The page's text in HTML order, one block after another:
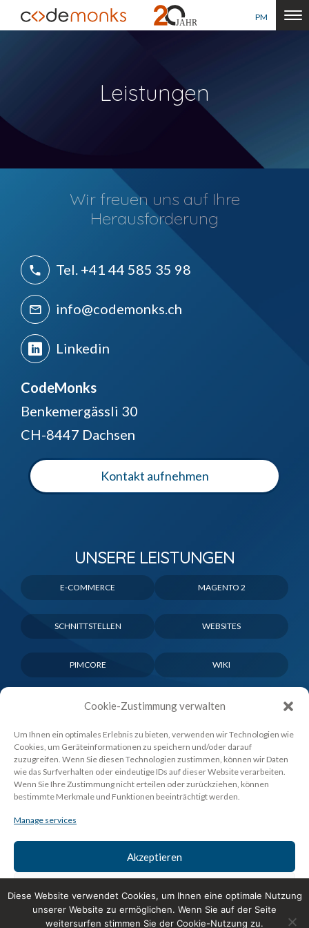
Cookie-Zustimmung verwalten
Um Ihnen ein optimales Erlebnis zu bieten, verwenden wir Technologien wie
Cookies, um Geräteinformationen zu speichern und/oder darauf
zuzugreifen. Wenn Sie diesen Technologien zustimmen, können wir Daten
wie das Surfverhalten oder eindeutige IDs auf dieser Website verarbeiten.
Wenn Sie Ihre Zustimmung nicht erteilen oder zurückziehen, können
bestimmte Merkmale und Funktionen beeinträchtigt werden.
Manage services
Akzeptieren
Einstellungen ansehen
PM
Leistungen
Wir freuen uns auf Ihre
Herausforderung
Tel. +41 44 585 35 98
info@codemonks.ch
Linkedin
CodeMonks
Benkemergässli 30
CH-8447 Dachsen
Kontakt aufnehmen
UNSERE LEISTUNGEN
E-COMMERCE MAGENTO 2
SCHNITTSTELLEN WEBSITES
PIMCORE WIKI
Unser Angebot richtet sich ausschliesslich an Kunden in der
Schweiz.
Diese Website verwendet Cookies, um Ihnen eine optimale Nutzung
unserer Website zu ermöglichen. Wenn Sie auf der Seite
weitersurfen stimmen Sie der Cookie-Nutzung zu.